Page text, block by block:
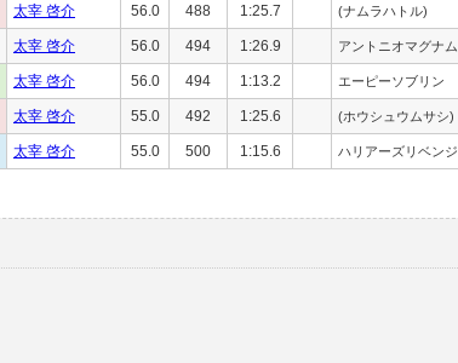
太宰 啓介 56.0 488 1:25.7 (ナムラハトル)
太宰 啓介 56.0 494 1:26.9 アントニオマグナム
太宰 啓介 56.0 494 1:13.2 エーピーソブリン
太宰 啓介 55.0 492 1:25.6 (ホウシュウムサシ)
太宰 啓介 55.0 500 1:15.6 ハリアーズリベンジ